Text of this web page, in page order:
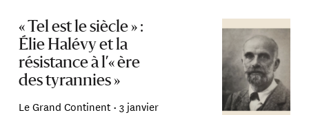
« Tel est le siècle » :
Élie Halévy et la
résistance à l’« ère
des tyrannies »
Le Grand Continent •3 janvier